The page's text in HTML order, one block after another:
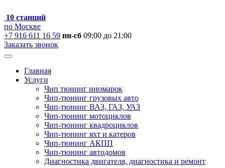
10 станций
по Москве
+7 916 611 16 59 пн-сб 09:00 до 21:00
Заказать звонок
Главная
Услуги
Чип тюнинг иномарок
Чип-тюнинг грузовых авто
Чип-тюнинг ВАЗ, ГАЗ, УАЗ
Чип-тюнинг мотоциклов
Чип-тюнинг квадроциклов
Чип-тюнинг яхт и катеров
Чип-тюнинг АКПП
Чип-тюнинг автодомов
Диагностика двигателя, диагностика и ремонт